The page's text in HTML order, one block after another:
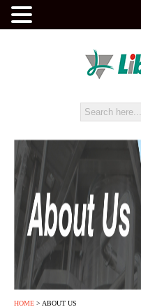
HOME > ABOUT US